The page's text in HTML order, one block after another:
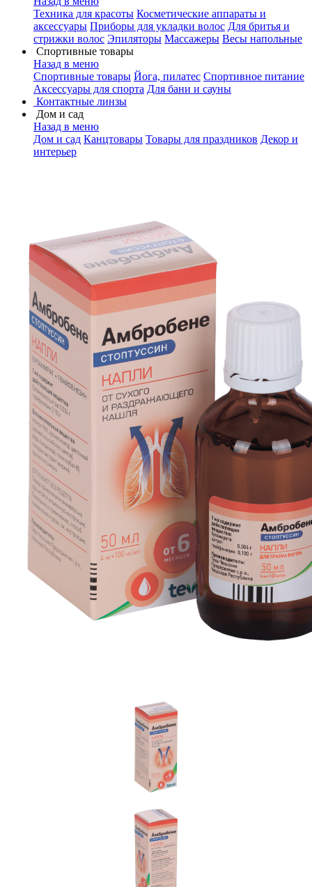
Техника для красоты Косметические аппараты и
аксессуары Приборы для укладки волос Для бритья и
стрижки волос Эпиляторы Массажеры Весы напольные
Спортивные товары
Назад в меню
Спортивные товары Йога, пилатес Спортивное питание
Аксессуары для спорта Для бани и сауны
Контактные линзы
Дом и сад
Назад в меню
Дом и сад Канцтовары Товары для праздников Декор и
интерьер